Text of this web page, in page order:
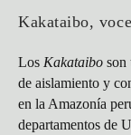
Kakataibo,
Los Kakataibo son
de aislamiento y
en la Amazonía
departamentos de